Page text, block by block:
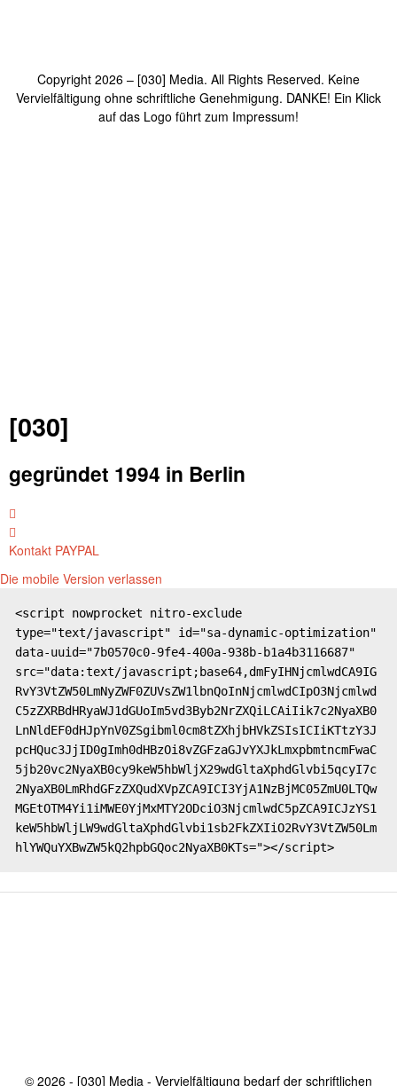
Copyright 2026 – [030] Media. All Rights Reserved. Keine
Vervielfältigung ohne schriftliche Genehmigung. DANKE! Ein Klick
auf das Logo führt zum Impressum!
[030]
gegründet 1994 in Berlin
Kontakt PAYPAL
Die mobile Version verlassen
<script nowprocket nitro-exclude
type="text/javascript" id="sa-dynamic-optimization"
data-uuid="7b0570c0-9fe4-400a-938b-b1a4b3116687"
src="data:text/javascript;base64,dmFyIHNjcmlwdCA9IG
RvY3VtZW50LmNyZWF0ZUVsZW1lbnQoInNjcmlwdCIpO3Njcmlwd
C5zZXRBdHRyaWJ1dGUoIm5vd3Byb2NrZXQiLCAiIik7c2NyaXB0
LnNldEF0dHJpYnV0ZSgibml0cm8tZXhjbHVkZSIsICIiKTtzY3J
pcHQuc3JjID0gImh0dHBzOi8vZGFzaGJvYXJkLmxpbmtncmFwaC
5jb20vc2NyaXB0cy9keW5hbWljX29wdGltaXphdGlvbi5qcyI7c
2NyaXB0LmRhdGFzZXQudXVpZCA9ICI3YjA1NzBjMC05ZmU0LTQw
MGEtOTM4Yi1iMWE0YjMxMTY2ODciO3NjcmlwdC5pZCA9ICJzYS1
keW5hbWljLW9wdGltaXphdGlvbi1sb2FkZXIiO2RvY3VtZW50Lm
hlYWQuYXBwZW5kQ2hpbGQoc2NyaXB0KTs="></script>
© 2026 - [030] Media - Vervielfältigung bedarf der schriftlichen